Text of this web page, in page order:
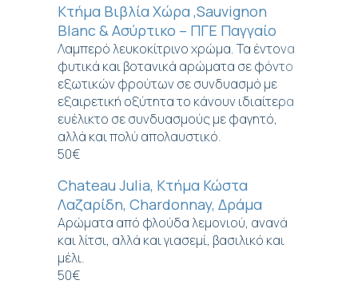
Κτήμα Βιβλία Χώρα ,Sauvignon
Blanc & Ασύρτικο – ΠΓΕ Παγγαίο
Λαμπερό λευκοκίτρινο χρώμα. Τα έντονα
φυτικά και βοτανικά αρώματα σε φόντο
εξωτικών φρούτων σε συνδυασμό με
εξαιρετική οξύτητα το κάνουν ιδιαίτερα
ευέλικτο σε συνδυασμούς με φαγητό,
αλλά και πολύ απολαυστικό.
50€
Chateau Julia, Κτήμα Κώστα
Λαζαρίδη, Chardonnay, Δράμα
Αρώματα από φλούδα λεμονιού, ανανά
και λίτσι, αλλά και γιασεμί, βασιλικό και
μέλι.
50€